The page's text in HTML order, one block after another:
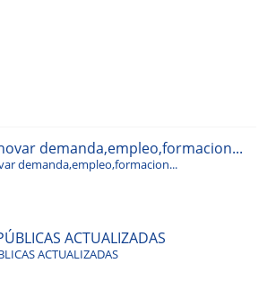
demanda,empleo,formacion...
demanda,empleo,formacion...
ACTUALIZADAS
ACTUALIZADAS